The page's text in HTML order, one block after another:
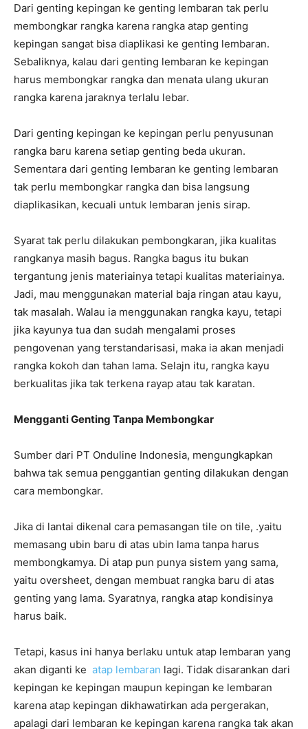
Dari genting kepingan ke genting lembaran tak perlu
membongkar rangka karena rangka atap genting
kepingan sangat bisa diaplikasi ke genting lembaran.
Sebaliknya, kalau dari genting lembaran ke kepingan
harus membongkar rangka dan menata ulang ukuran
rangka karena jaraknya terlalu lebar.
Dari genting kepingan ke kepingan perlu penyusunan
rangka baru karena setiap genting beda ukuran.
Sementara dari genting lembaran ke genting lembaran
tak perlu membongkar rangka dan bisa langsung
diaplikasikan, kecuali untuk lembaran jenis sirap.
Syarat tak perlu dilakukan pembongkaran, jika kualitas
rangkanya masih bagus. Rangka bagus itu bukan
tergantung jenis materiainya tetapi kualitas materiainya.
Jadi, mau menggunakan material baja ringan atau kayu,
tak masalah. Walau ia menggunakan rangka kayu, tetapi
jika kayunya tua dan sudah mengalami proses
pengovenan yang terstandarisasi, maka ia akan menjadi
rangka kokoh dan tahan lama. Selajn itu, rangka kayu
berkualitas jika tak terkena rayap atau tak karatan.
Mengganti Genting Tanpa Membongkar
Sumber dari PT Onduline Indonesia, mengungkapkan
bahwa tak semua penggantian genting dilakukan dengan
cara membongkar.
Jika di lantai dikenal cara pemasangan tile on tile, .yaitu
memasang ubin baru di atas ubin lama tanpa harus
membongkamya. Di atap pun punya sistem yang sama,
yaitu oversheet, dengan membuat rangka baru di atas
genting yang lama. Syaratnya, rangka atap kondisinya
harus baik.
Tetapi, kasus ini hanya berlaku untuk atap lembaran yang
akan diganti ke atap lembaran lagi. Tidak disarankan dari
kepingan ke kepingan maupun kepingan ke lembaran
karena atap kepingan dikhawatirkan ada pergerakan,
apalagi dari lembaran ke kepingan karena rangka tak akan